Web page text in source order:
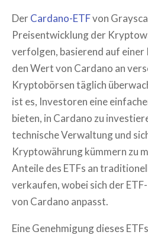
DerCardano-ETFvon
Preisentwicklung der
verfolgen, basierend auf einer
den Wert von Cardano an
Kryptobörsen täglich
ist es, Investoren eine
bieten, in Cardano zu
technische Verwaltung und
Kryptowährung kümmern zu
Anteile des ETFs an
verkaufen, wobei sich der
von Cardano anpasst.
Eine Genehmigung dieses